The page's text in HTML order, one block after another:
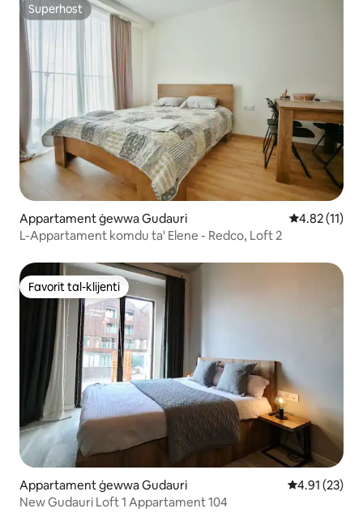
Superhost
Superhost
Appartament ġewwa Gudauri Rating
4.82 (11)
L-Appartament komdu ta' Elene - Redco, Loft 2
Favorit tal-klijenti
Favorit tal-klijenti
Appartament ġewwa Gudauri Rating
4.91 (23)
New Gudauri Loft 1 Appartament 104